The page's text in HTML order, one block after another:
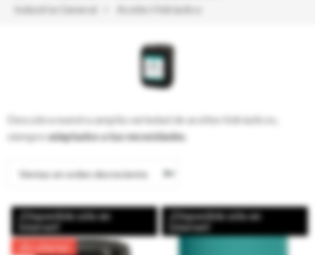
Industria General
Aceite Hidráulico
Descubra nuestra amplia variedad de aceites hidráulicos,
siempreadaptadosa tus necesidades
¡Disponible sólo en
Internet!
¡En oferta!
¡Disponible sólo en
Internet!